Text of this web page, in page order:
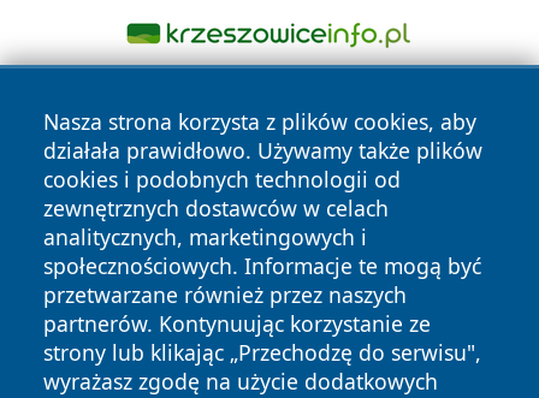
Nasza strona korzysta z plików cookies, aby
działała prawidłowo. Używamy także plików
cookies i podobnych technologii od
zewnętrznych dostawców w celach
analitycznych, marketingowych i
społecznościowych. Informacje te mogą być
przetwarzane również przez naszych
partnerów. Kontynuując korzystanie ze
strony lub klikając „Przechodzę do serwisu",
wyrażasz zgodę na użycie dodatkowych
Copyright © 2026 olkuszonline.pl Wszystkie prawa
zastrzeżone.
News Autorzy
Polityka
Prywatności
Polityka
Cookies